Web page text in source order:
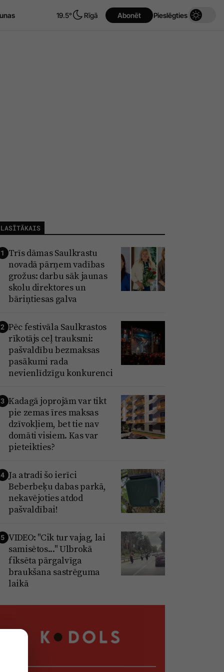
19.5° Rīgā Abonēt Pieslēgties
LASĪTĀKAIS
1 Trīs dāmas Saulkrastu
novadā pārņem vadības
grožus: darbu sāk jaunas
skolu direktores un
bāriņtiesas galva
2 Pēc festivāla Saulkrastos
rīkotājs ceļ trauksmi:
pašvaldību bezmaksas
pasākumi rada
nevienlīdzīgu konkurenci
3 Kadagā joprojām var tikt
pie zemas īres maksas
dzīvokļiem, bet tie nav
domāti visiem. Kas var
pieteikties?
4 Ja atradi šo ierīci
Beberbeķu dabas parkā,
nekavējoties atdod
pašvaldībai!
5 VIDEO: "Cik tur vajag, lai
samisētos..." Ulbrokā
fiksēta pārgalvīga
braukšana sastrēguma
laikā